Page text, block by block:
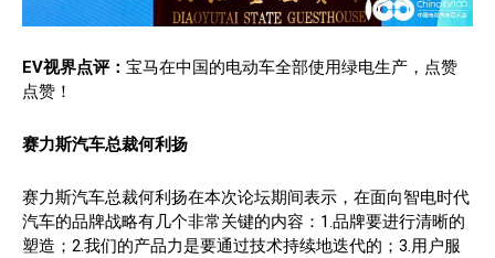
EV视界点评： 宝马在中国的电动车全部使用绿电生产，点赞
点赞！
赛力斯汽车总裁何利扬
赛力斯汽车总裁何利扬在本次论坛期间表示，在面向智电时代
汽车的品牌战略有几个非常关键的内容：1.品牌要进行清晰的
塑造；2.我们的产品力是要通过技术持续地迭代的；3.用户服